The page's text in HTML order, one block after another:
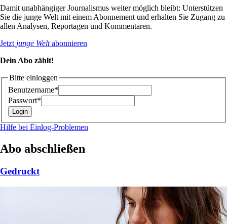
Damit unabhängiger Journalismus weiter möglich bleibt: Unterstützen
Sie die junge Welt mit einem Abonnement und erhalten Sie Zugang zu
allen Analysen, Reportagen und Kommentaren.
Jetzt junge Weltabonnieren
Dein Abo zählt!
Bitte einloggen
Benutzername*
Passwort*
Hilfe bei Einlog-Problemen
Abo abschließen
Gedruckt